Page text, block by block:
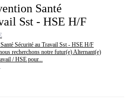
Santé
Sst - HSE H/F
Sécurité au Travail Sst - HSE H/F
recherchons notre futur(e) Alternant(e)
/ HSE pour...